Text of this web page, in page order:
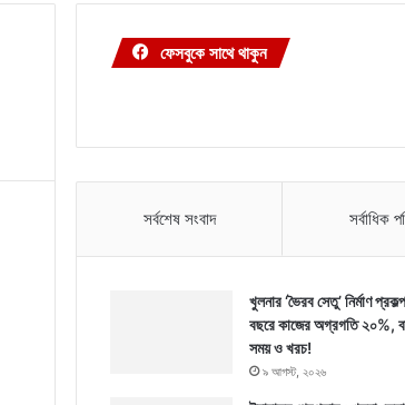
ফেসবুকে সাথে থাকুন
সর্বশেষ সংবাদ সর্বাধিক
খুলনার ‘ভৈরব সেতু’ নির্মাণ
বছরে কাজের অগ্রগতি ২০%,
সময় ও খরচ!
৯ আগস্ট, ২০২৬